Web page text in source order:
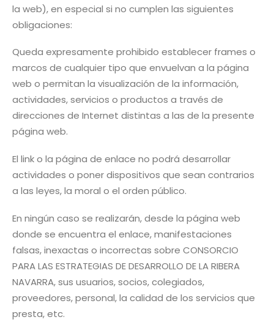
la web), en especial si no cumplen las siguientes
obligaciones:
Queda expresamente prohibido establecer frames o
marcos de cualquier tipo que envuelvan a la página
web o permitan la visualización de la información,
actividades, servicios o productos a través de
direcciones de Internet distintas a las de la presente
página web.
El link o la página de enlace no podrá desarrollar
actividades o poner dispositivos que sean contrarios
a las leyes, la moral o el orden público.
En ningún caso se realizarán, desde la página web
donde se encuentra el enlace, manifestaciones
falsas, inexactas o incorrectas sobre CONSORCIO
PARA LAS ESTRATEGIAS DE DESARROLLO DE LA RIBERA
NAVARRA, sus usuarios, socios, colegiados,
proveedores, personal, la calidad de los servicios que
presta, etc.